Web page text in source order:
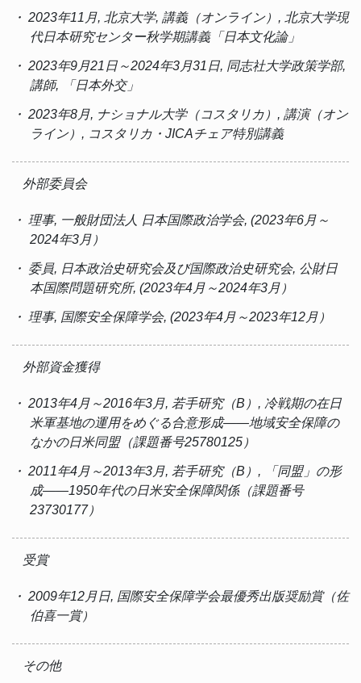
・ 2023年11月, 北京大学, 講義（オンライン）, 北京大学現
代日本研究センター秋学期講義「日本文化論」
・ 2023年9月21日～2024年3月31日, 同志社大学政策学部,
講師, 「日本外交」
・ 2023年8月, ナショナル大学（コスタリカ）, 講演（オン
ライン）, コスタリカ・JICAチェア特別講義
外部委員会
・ 理事, 一般財団法人 日本国際政治学会, (2023年6月～
2024年3月）
・ 委員, 日本政治史研究会及び国際政治史研究会, 公財日
本国際問題研究所, (2023年4月～2024年3月）
・ 理事, 国際安全保障学会, (2023年4月～2023年12月）
外部資金獲得
・ 2013年4月～2016年3月, 若手研究（B）, 冷戦期の在日
米軍基地の運用をめぐる合意形成――地域安全保障の
なかの日米同盟（課題番号25780125）
・ 2011年4月～2013年3月, 若手研究（B）, 「同盟」の形
成――1950年代の日米安全保障関係（課題番号
23730177）
受賞
・ 2009年12月日, 国際安全保障学会最優秀出版奨励賞（佐
伯喜一賞）
その他